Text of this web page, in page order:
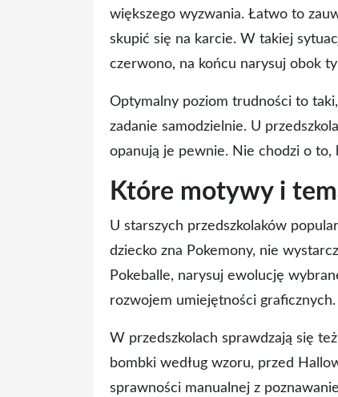
większego wyzwania. Łatwo to
skupić się na karcie. W takiej
czerwono, na końcu narysuj obok
Optymalny poziom trudności to
zadanie samodzielnie. U
opanują je pewnie. Nie chodzi o to,
Które motywy i
U starszych przedszkolaków
dziecko zna Pokemony, nie
Pokeballe, narysuj ewolucję
rozwojem umiejętności
W przedszkolach sprawdzają się
bombki według wzoru, przed
sprawności manualnej z